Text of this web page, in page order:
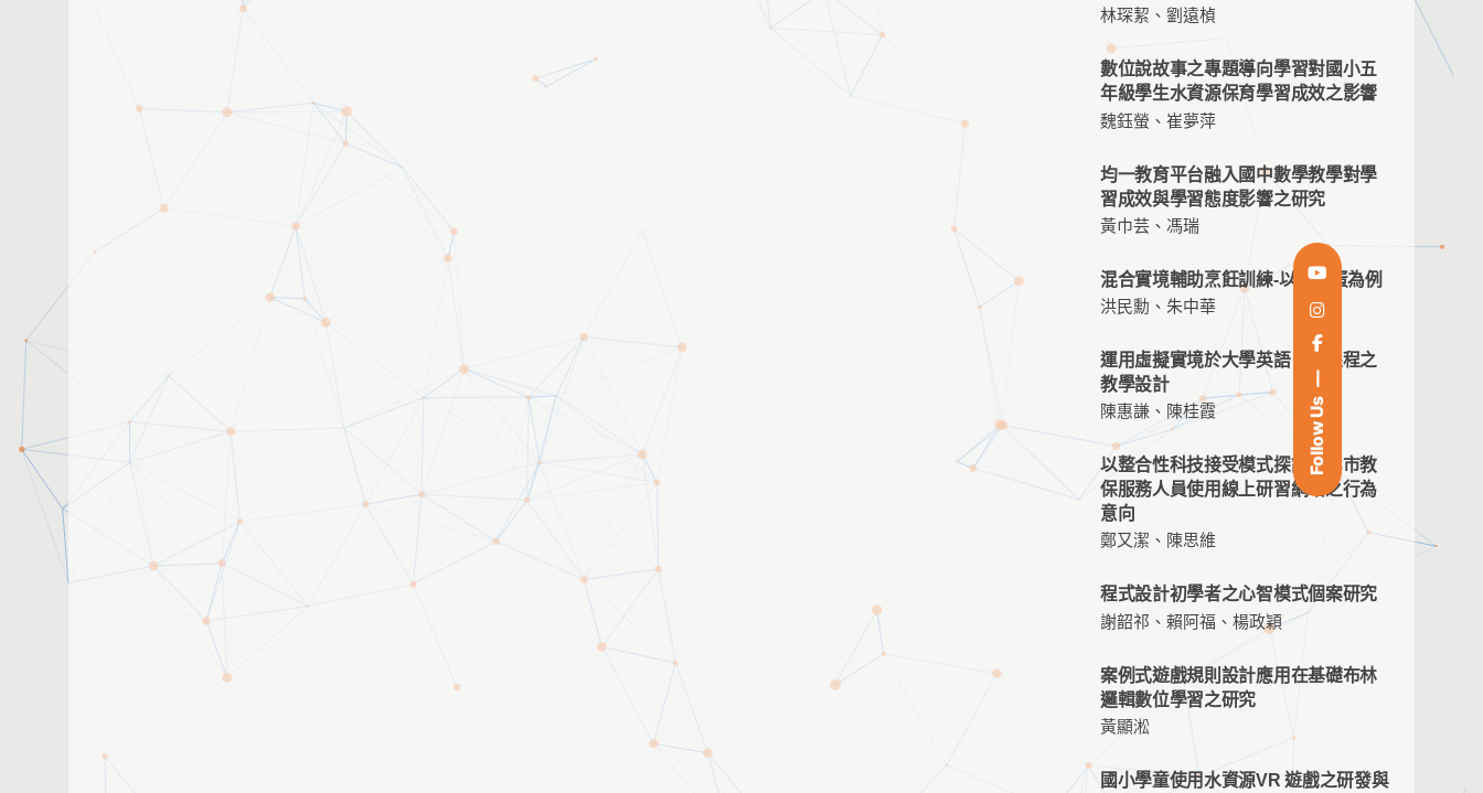
Follow Us
林琛絜、劉遠楨
數位說故事之專題導向學習對國小五
年級學生水資源保育學習成效之影響
魏鈺螢、崔夢萍
均一教育平台融入國中數學教學對學
習成效與學習態度影響之研究
黃巾芸、馮瑞
混合實境輔助烹飪訓練-以荷包蛋為例
洪民勳、朱中華
運用虛擬實境於大學英語口譯課程之
教學設計
陳惠謙、陳桂霞
以整合性科技接受模式探討新北市教
保服務人員使用線上研習網站之行為
意向
鄭又潔、陳思維
程式設計初學者之心智模式個案研究
謝韶祁、賴阿福、楊政穎
案例式遊戲規則設計應用在基礎布林
邏輯數位學習之研究
黃顯淞
國小學童使用水資源VR 遊戲之研發與